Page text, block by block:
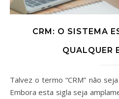
CRM: O SISTEMA
QUALQUER
Talvez o termo “CRM” não seja desconhecido para alguns.
Embora esta sigla seja